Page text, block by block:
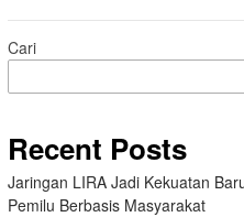
Cari
Recent Posts
Jaringan LIRA Jadi Kekuatan
Pemilu Berbasis Masyarakat